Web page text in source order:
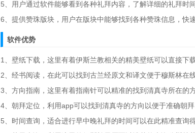
5、用户通过软件能够看到各种礼拜内容，了解详细的礼拜时
6、提供赞珠版块，用户在版块中能够找到各种赞珠信息，快
软件优势
1、壁纸下载，这里有着伊斯兰教相关的精美壁纸可以直接下载
2、经书阅读，在此可以找到古兰经原文和译文便于穆斯林在
3、方向指南，这里有着指南针可以精准的找到清真寺所在的
4、朝拜定位，利用app可以找到清真寺的方向以便于准确朝拜
5、时间查询，适合进行早中晚礼拜的时间可以在此精准查询